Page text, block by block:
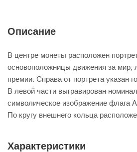
Описание
В центре монеты расположен
основоположницы движения за мир,
премии. Справа от портрета указан
В левой части выгравирован
символическое изображение флага
По кругу внешнего кольца
Характеристики